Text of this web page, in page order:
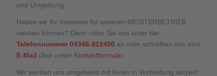
und Umgebung.
Haben wir Ihr Interesse für unseren MEISTERBETRIEB
wecken können? Dann rufen Sie uns unter der
Telefonnummer 04348-912400 an oder schreiben uns eine
E-Mail über unser Kontaktformular.
Wir werden uns umgehend mit Ihnen in Verbindung setzen!